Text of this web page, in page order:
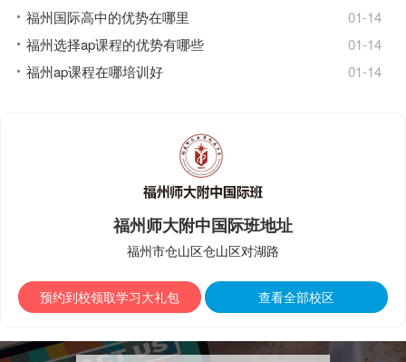
教学成果一等奖”；作为党员，她有责
任、有担当、有表率，常兼任备课组长、
班主任、文科二支部组织委员，曾获
市骨干教师”、校“优秀共产党员”、“先进
福州国际高中的优势在哪里
01-14
福州选择ap课程的优势有哪些
01-14
福州ap课程在哪培训好
01-14
福州师大附中国际班地址
福州市仓山区仓山区对湖路
预约到校领取学习大礼包 查看全部校区